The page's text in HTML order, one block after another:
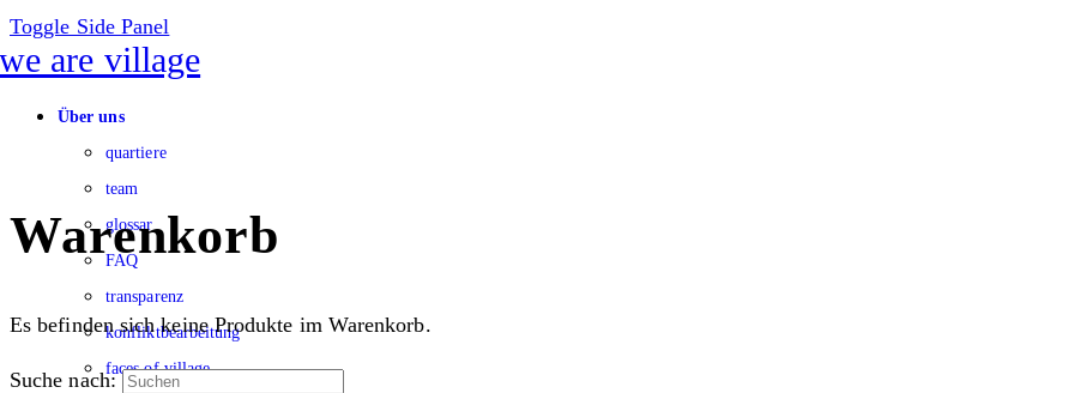
Toggle Side Panel
Über uns
quartiere
team
glossar
FAQ
transparenz
konfliktbearbeitung
faces of village
Warenkorb
Es befinden sich keine Produkte im Warenkorb.
Suche nach: